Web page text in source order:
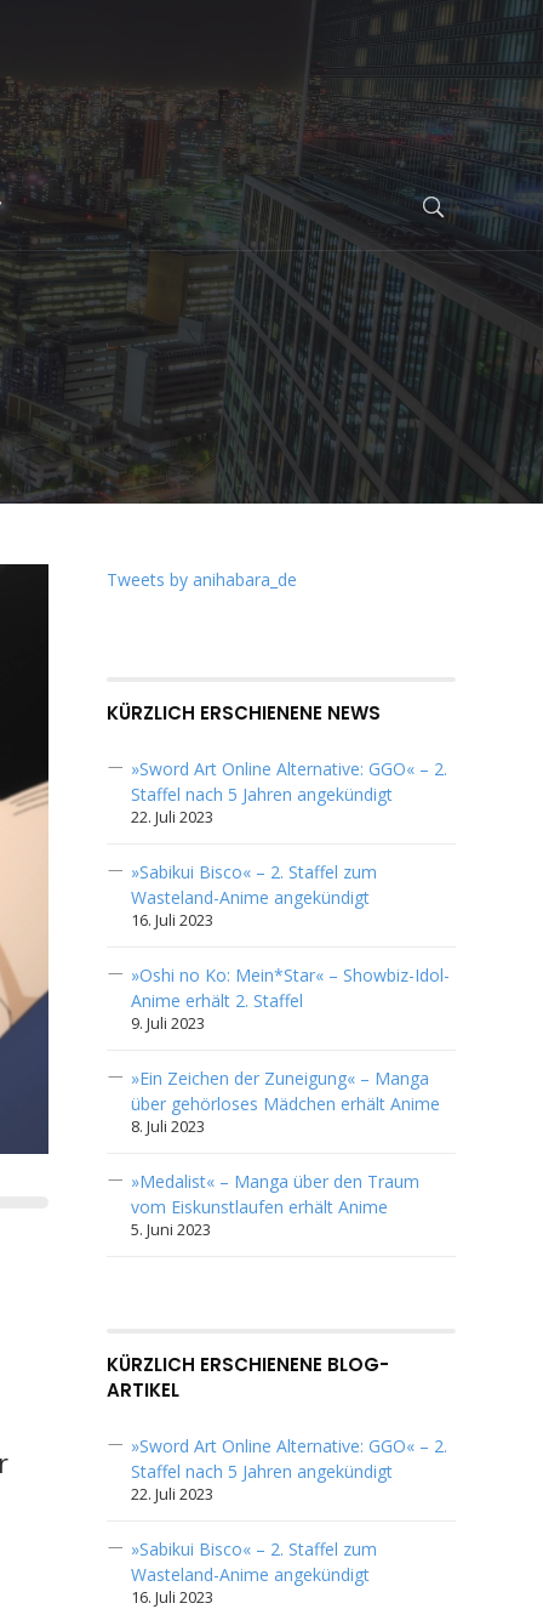
Tweets by anihabara_de
KÜRZLICH ERSCHIENENE NEWS
»Sword Art Online Alternative: GGO« – 2.
Staffel nach 5 Jahren angekündigt
22. Juli 2023
»Sabikui Bisco« – 2. Staffel zum
Wasteland-Anime angekündigt
16. Juli 2023
»Oshi no Ko: Mein*Star« – Showbiz-Idol-
Anime erhält 2. Staffel
9. Juli 2023
»Ein Zeichen der Zuneigung« – Manga
über gehörloses Mädchen erhält Anime
8. Juli 2023
»Medalist« – Manga über den Traum
vom Eiskunstlaufen erhält Anime
5. Juni 2023
KÜRZLICH ERSCHIENENE BLOG-
ARTIKEL
»Sword Art Online Alternative: GGO« – 2.
Staffel nach 5 Jahren angekündigt
22. Juli 2023
»Sabikui Bisco« – 2. Staffel zum
Wasteland-Anime angekündigt
16. Juli 2023